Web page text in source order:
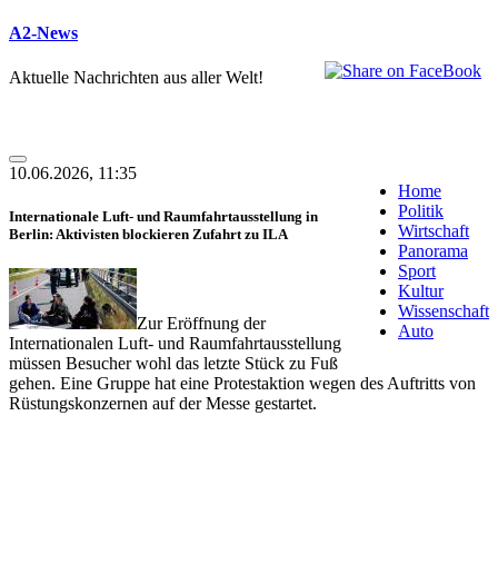
A2-News
Aktuelle Nachrichten aus aller Welt!
Home
Politik
Wirtschaft
Panorama
Sport
Kultur
Wissenschaft
Auto
10.06.2026, 11:35
Internationale Luft- und Raumfahrtausstellung in
Berlin: Aktivisten blockieren Zufahrt zu ILA
Zur Eröffnung der
Internationalen Luft- und Raumfahrtausstellung
müssen Besucher wohl das letzte Stück zu Fuß
gehen. Eine Gruppe hat eine Protestaktion wegen des Auftritts von
Rüstungskonzernen auf der Messe gestartet.